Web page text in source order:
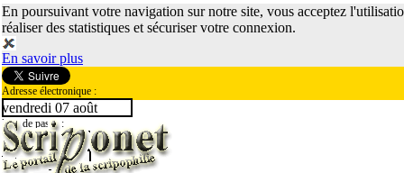
En poursuivant votre navigation sur notre site, vous acceptez
réaliser des statistiques et sécuriser votre connexion.
En savoir plus
Adresse électronique :
Mot de passe :
vendredi 07 août